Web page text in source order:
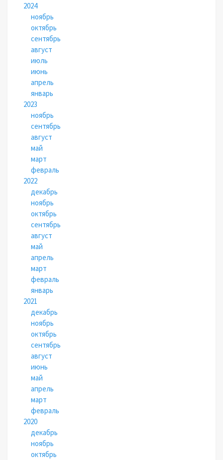
2024
ноябрь
октябрь
сентябрь
август
июль
июнь
апрель
январь
2023
ноябрь
сентябрь
август
май
март
февраль
2022
декабрь
ноябрь
октябрь
сентябрь
август
май
апрель
март
февраль
январь
2021
декабрь
ноябрь
октябрь
сентябрь
август
июнь
май
апрель
март
февраль
2020
декабрь
ноябрь
октябрь